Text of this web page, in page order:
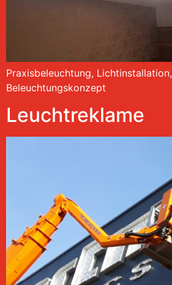
Praxisbeleuchtung, Lichtinstallation,
Beleuchtungskonzept
Leuchtreklame